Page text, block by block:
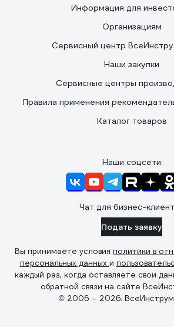
Информация для
Организациям
Сервисный центр
Наши закупки
Сервисные центры
Правила применения
Каталог товаров
Наши соцсети
Чат для бизнес-
Подать заявку
Вы принимаете условия политики в
персональных данных и
каждый раз, когда оставляете свои
обратной связи на сайте
© 2006 — 2026.